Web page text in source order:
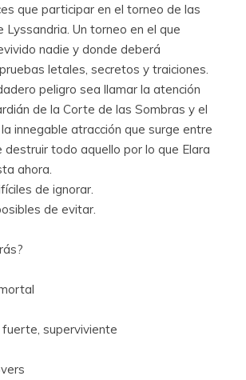
que participar en el torneo de las
Lyssandria. Un torneo en el que
nadie y donde deberá
letales, secretos y traiciones.
peligro sea llamar la atención
de la Corte de las Sombras y el
innegable atracción que surge entre
destruir todo aquello por lo que Elara
ahora.
de ignorar.
de evitar.
superviviente